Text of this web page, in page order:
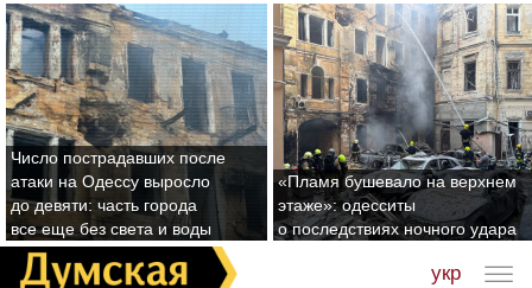
Число пострадавших после
атаки на Одессу выросло
до девяти: часть города
все еще без света и воды
«Пламя бушевало на верхнем
этаже»: одесситы
о последствиях ночного удара
укр